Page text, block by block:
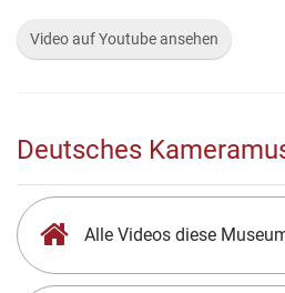
Video auf Youtube ansehen
Deutsches
Alle Videos diese